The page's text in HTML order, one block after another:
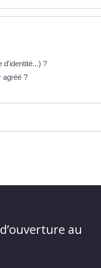
d'identité...) ?
agréé ?
au